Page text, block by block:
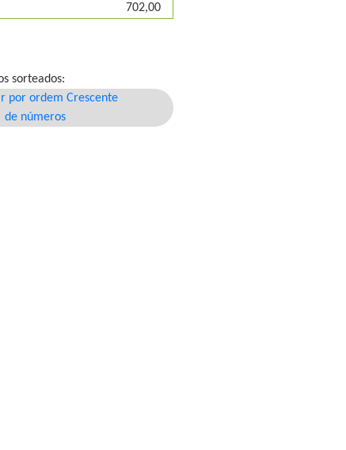
702,00
sorteados:
por ordem Crescente
de números